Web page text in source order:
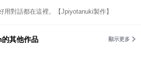
用對話都在這裡。【Jpiyotanuki製作】
其他作品 顯示更多